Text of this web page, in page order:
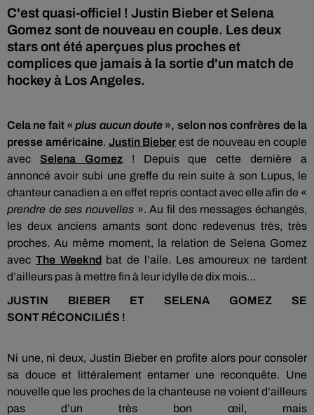
C'est quasi-officiel ! Justin Bieber et Selena
Gomez sont de nouveau en couple. Les deux
stars ont été aperçues plus proches et
complices que jamais à la sortie d'un match de
hockey à Los Angeles.
Cela ne fait «plus aucun doute », selon nos confrères de la
presse américaine. Justin Bieber est de nouveau en couple
avec
SelenaGomez! Depuis que cette dernière
a
annoncé avoir subi une greffe du rein suite à son Lupus, le
chanteur canadien a en effet repris contact avec elle afin de «
prendre de ses nouvelles ». Au fil des messages échangés,
les deux anciens amants sont donc redevenus très, très
proches. Au même moment, la relation de Selena Gomez
avec The Weeknd bat de l’aile. Les amoureux ne tardent
d’ailleurs pas à mettre fin à leur idylle de dix mois…
JUSTIN BIEBER ET SELENA GOMEZ SE
SONT RÉCONCILIÉS !
Ni une, ni deux, Justin Bieber en profite alors pour consoler
sa douce et littéralement entamer une reconquête.
Une
nouvelle que les proches de la chanteuse ne voient d’ailleurs
pas d’un très bon œil, mais